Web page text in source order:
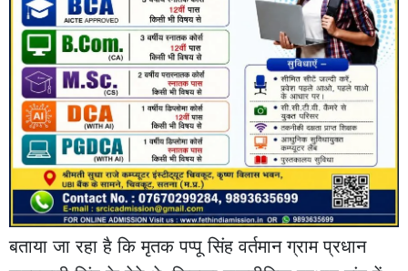
बताया जा रहा है कि मृतक पप्पू सिंह वर्तमान ग्राम प्रधान